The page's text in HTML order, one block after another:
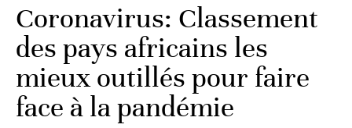
Coronavirus: Classement
des pays africains les
mieux outillés pour faire
face à la pandémie